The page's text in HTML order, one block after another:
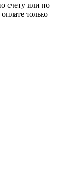
счету или по
только